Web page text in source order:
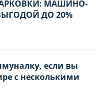
МАШИНО-
ДО 20%
если вы
с несколькими
забронировать
0 +
ФАЙЛОВ
ФАЙЛОВ